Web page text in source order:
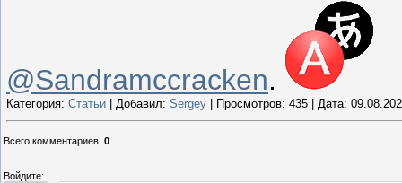
@Sandramccracken.
Категория: Статьи | Добавил: Sergey | Просмотров: 435 | Дата:
Всего комментариев: 0
Войдите: